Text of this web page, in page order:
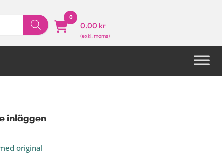
0
0.00 kr
inläggen
original